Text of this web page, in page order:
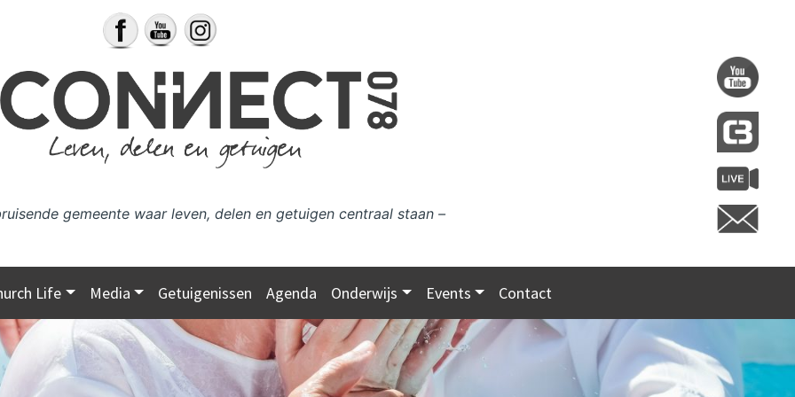
gemeente waar leven, delen en getuigen centraal staan –
Life Media Getuigenissen Agenda Onderwijs Events Contact